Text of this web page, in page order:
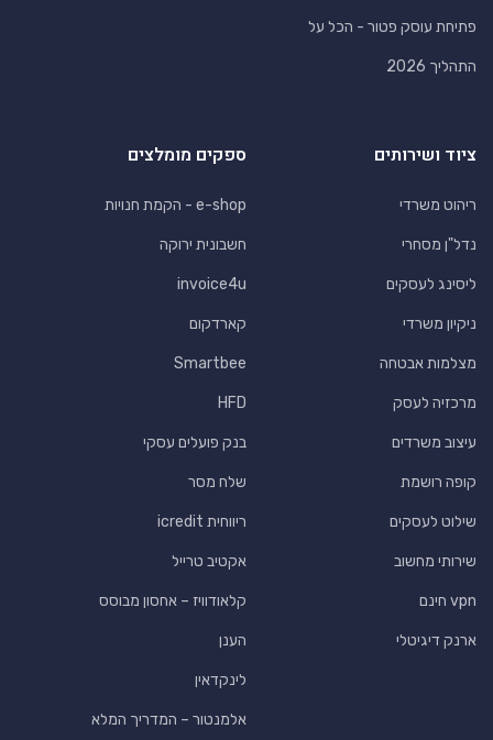
פתיחת עוסק פטור - הכל על
התהליך 2026
ציוד ושירותים
ריהוט משרדי
נדל"ן מסחרי
ליסינג לעסקים
ניקיון משרדי
מצלמות אבטחה
מרכזיה לעסק
עיצוב משרדים
קופה רושמת
שילוט לעסקים
שירותי מחשוב
vpn חינם
ארנק דיגיטלי
ספקים מומלצים
e-shop - הקמת חנויות
חשבונית ירוקה
invoice4u
קארדקום
Smartbee
HFD
בנק פועלים עסקי
שלח מסר
ריווחית icredit
אקטיב טרייל
קלאודוויז – אחסון מבוסס
הענן
לינקדאין
אלמנטור – המדריך המלא